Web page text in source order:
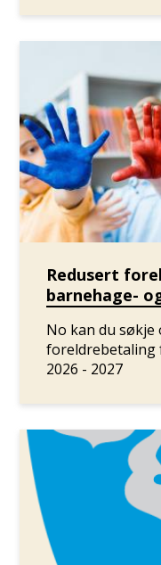
Redusert
barnehage-
No kan du
foreldrebetaling
2026 - 2027